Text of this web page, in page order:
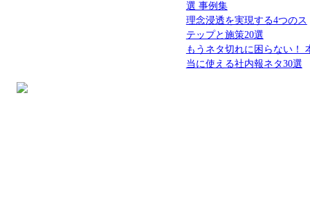
選 事例集
理念浸透を実現する4つのス
テップと施策20選
もうネタ切れに困らない！
当に使える社内報ネタ30選